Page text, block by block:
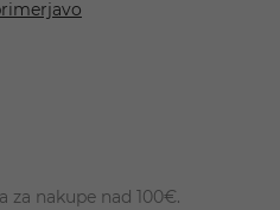
za nakupe nad 100€.